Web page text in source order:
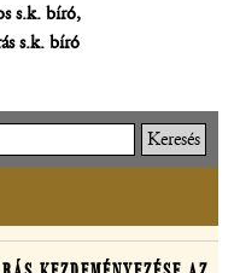
s.k. bíró,
s.k. bíró